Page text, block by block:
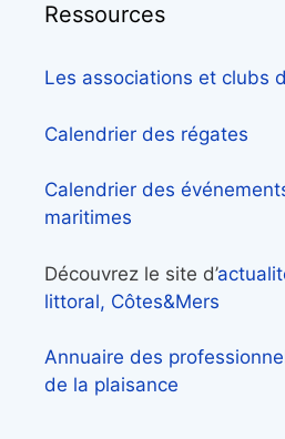
Ressources
Les associations et clubs
Calendrier des régates
Calendrier des
maritimes
Découvrez le site d’
littoral, Côtes&Mers
Annuaire des
de la plaisance